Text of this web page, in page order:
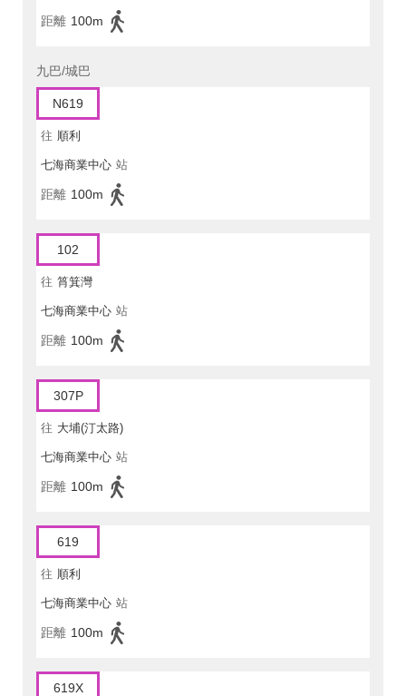
距離 100m
九巴/城巴
N619
往 順利
七海商業中心 站
距離 100m
102
往 筲箕灣
七海商業中心 站
距離 100m
307P
往 大埔(汀太路)
七海商業中心 站
距離 100m
619
往 順利
七海商業中心 站
距離 100m
619X